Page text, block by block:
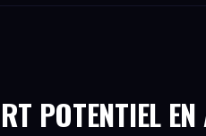
POTENTIEL